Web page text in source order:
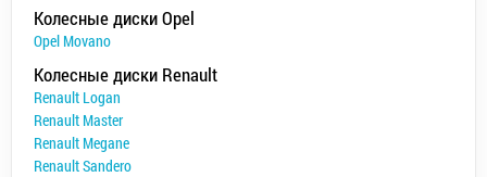
Колесные диски Opel
Opel Movano
Колесные диски Renault
Renault Logan
Renault Master
Renault Megane
Renault Sandero